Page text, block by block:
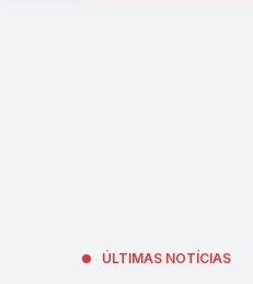
ÚLTIMAS NOTÍCIAS